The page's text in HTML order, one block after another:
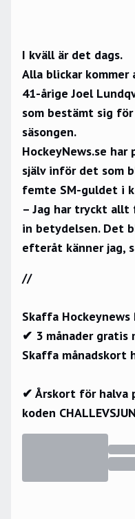
I kväll är det dags.
Alla blickar
41-årige Joel
som bestämt sig
säsongen.
HockeyNews.se
själv inför det som
femte SM-guldet i
– Jag har tryckt
in betydelsen. Det
efteråt känner jag,
//
Skaffa Hockeynews
✔ 3 månader gratis
Skaffa månadskort
✔ Årskort för halva
koden